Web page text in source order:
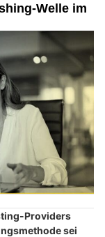
Welle im
Providers
sei